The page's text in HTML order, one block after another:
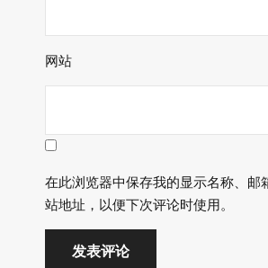
网站
在此浏览器中保存我的显示名称、邮
站地址，以便下次评论时使用。